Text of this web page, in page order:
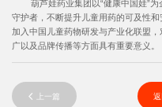
葫芦娃药业集团以“健康中国娃”为
守护者，不断提升儿童用药的可及性
加入中国儿童药物研发与产业化联盟
广以及品牌传播等方面具有重要意义。
上一篇